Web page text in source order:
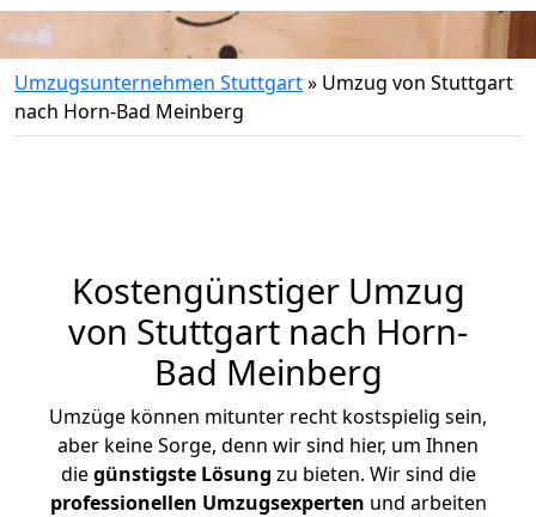
Umzugsunternehmen Stuttgart» Umzug von Stuttgart
nach Horn-Bad Meinberg
Kostengünstiger Umzug
von Stuttgart nach Horn-
Bad Meinberg
Umzüge können mitunter recht kostspielig sein,
aber keine Sorge, denn wir sind hier, um Ihnen
diegünstigste Lösung zu bieten. Wir sind die
professionellen Umzugsexperten und arbeiten